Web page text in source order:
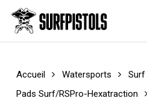
main
Cart
Accueil Watersports Surf
Pads Surf/RSPro-Hexatraction